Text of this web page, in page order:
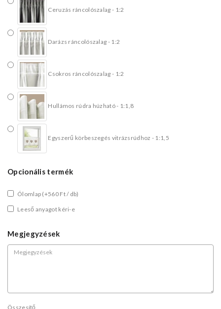
Ceruzás ráncolószalag - 1:2
Darázs ráncolószalag - 1:2
Csokros ráncolószalag - 1:2
Hullámos rúdra húzható - 1:1,8
Egyszerű körbeszegés vitrázsrúdhoz - 1:1,5
Opcionális termék
Ólomlap (+560 Ft / db)
Leeső anyagot kéri-e
Megjegyzések
Összesítő